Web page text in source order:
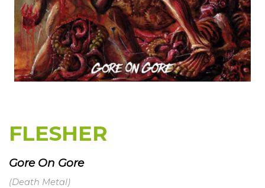
FLESHER
Gore On Gore
(Death Metal)